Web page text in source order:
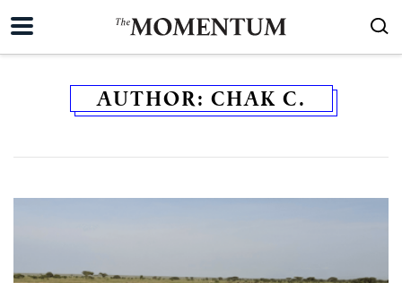
AUTHOR: CHAK C.